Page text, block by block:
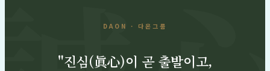
DAON · 다온그룹
"진심(眞心)이 곧 출발이고,